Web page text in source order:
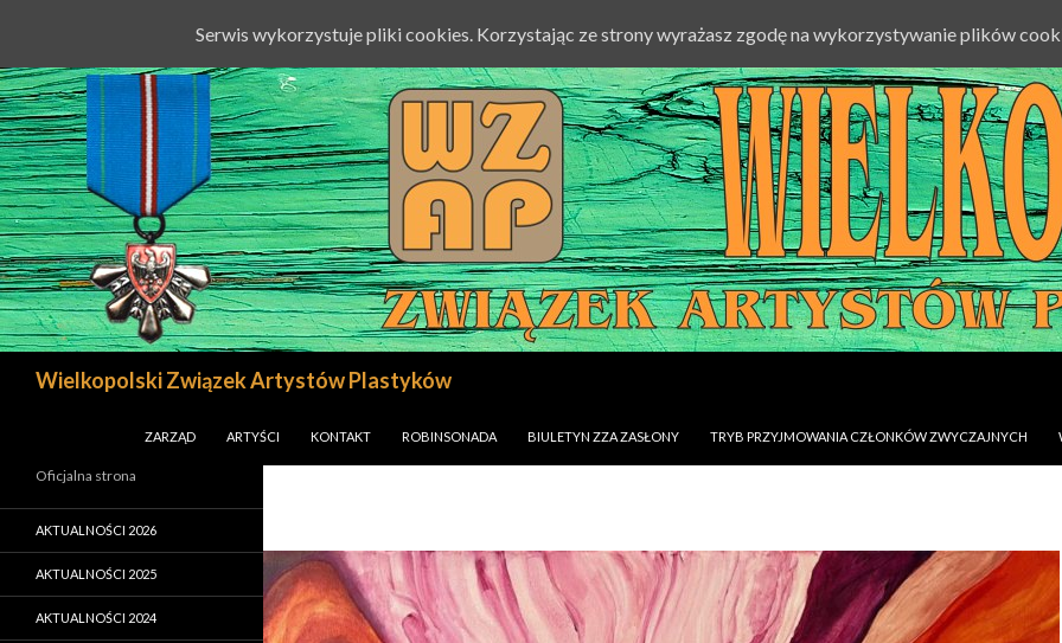
Wielkopolski Związek Artystów Plastyków
ZARZĄD
ARTYŚCI KONTAKT ROBINSONADA BIULETYN ZZA ZASŁONY TRYB PRZYJMOWANIA CZŁONKÓW ZWYCZAJNYCH
Oficjalna strona
AKTUALNOŚCI 2026
AKTUALNOŚCI 2025
AKTUALNOŚCI 2024
Serwis wykorzystuje pliki cookies. Korzystając ze strony wyrażasz zgodę na wykorzystywanie plików